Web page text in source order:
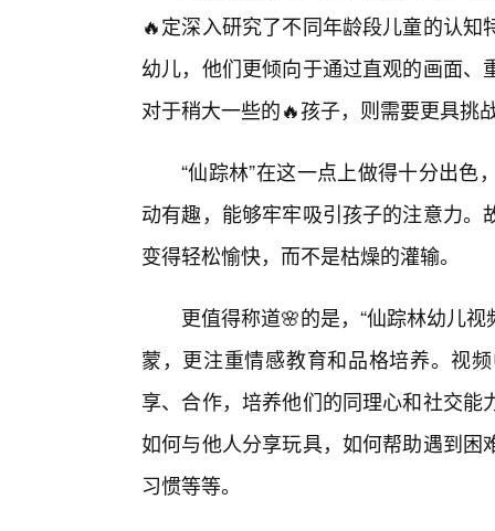
🔥定深入研究了不同年龄段儿童的认
幼儿，他们更倾向于通过直观的画面
对于稍大一些的🔥孩子，则需要更具挑
“仙踪林”在这一点上做得十分出
动有趣，能够牢牢吸引孩子的注意力
变得轻松愉快，而不是枯燥的灌输。
更值得称道🌸的是，“仙踪林幼儿
蒙，更注重情感教育和品格培养。视
享、合作，培养他们的同理心和社交
如何与他人分享玩具，如何帮助遇到
习惯等等。